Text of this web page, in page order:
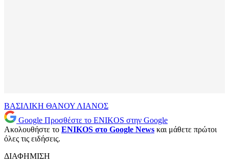
ΒΑΣΙΛΙΚΗ ΘΑΝΟΥ ΛΙΑΝΟΣ
Google Προσθέστε το ENIKOS στην Google
Ακολουθήστε το ENIKOS στο Google News και μάθετε πρώτοι
όλες τις ειδήσεις.
ΔΙΑΦΗΜΙΣΗ